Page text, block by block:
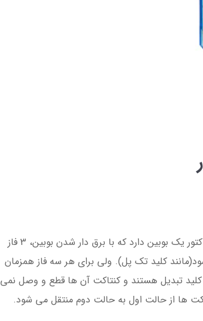
تفاوت اصلی رله فیندر با کنتاکتور این است که کنتاکتور یک بوبین دارد که با برق دار شدن بوبین، 3 فاز
شود(مانند کلید تک پل). ولی برای هر سه فاز همزمان
کلید تبدیل هستند و کنتاکت آن ها قطع و وصل نمی
ها از حالت اول به حالت دوم منتقل می شود.